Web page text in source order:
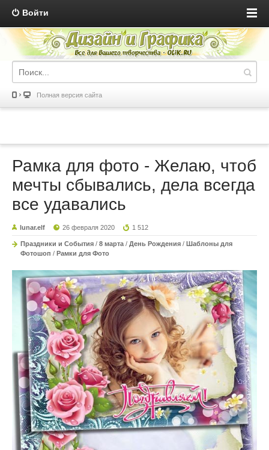
Войти
Полная версия сайта
Рамка для фото - Желаю, чтоб
мечты сбывались, дела всегда
все удавались
lunar.elf 26 февраля 2020 1 512
Праздники и События / 8 марта / День Рождения / Шаблоны для
Фотошоп / Рамки для Фото